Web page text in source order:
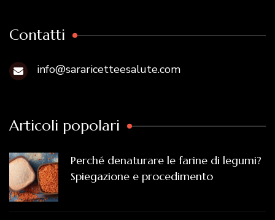
Contatti
info@sararicetteesalute.com
Articoli popolari
Perché denaturare le farine di legumi?
Spiegazione e procedimento